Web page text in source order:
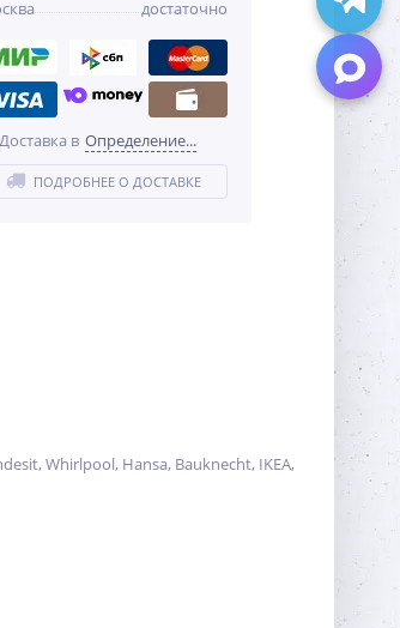
достаточно
Доставка в Определение...
ПОДРОБНЕЕ О ДОСТАВКЕ
Whirlpool, Hansa, Bauknecht, IKEA,